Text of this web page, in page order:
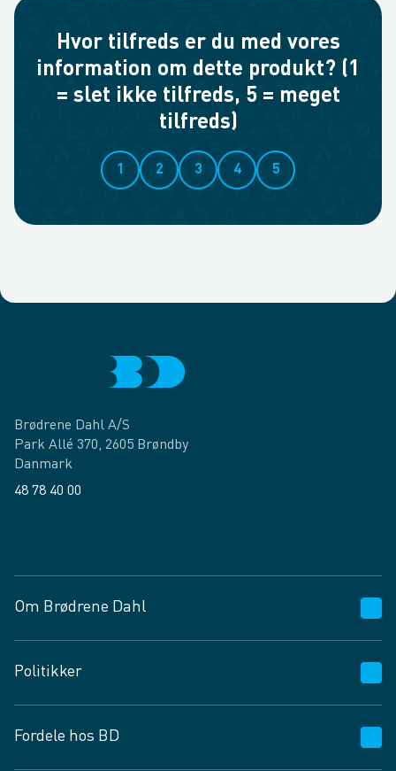
Hvor tilfreds er du med vores
information om dette produkt? (1
= slet ikke tilfreds, 5 = meget
tilfreds)
1 2 3 4 5
Brødrene Dahl A/S
Park Allé 370, 2605 Brøndby
Danmark
48 78 40 00
Om Brødrene Dahl
Vagttelefon 30 10 89 89
Spørgsmål og svar
Job og karriere
Politikker
Privatlivspolitik
Fordele hos BD